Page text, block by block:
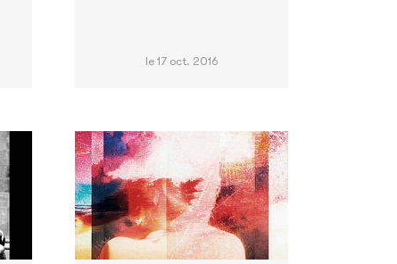
le 17 oct. 2016